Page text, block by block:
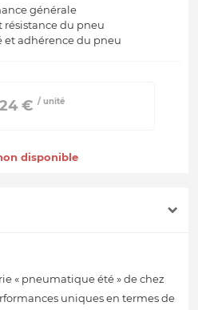
générale
résistance du pneu
et adhérence du pneu
€ / unité
disponible
« pneumatique été » de chez
uniques en termes de